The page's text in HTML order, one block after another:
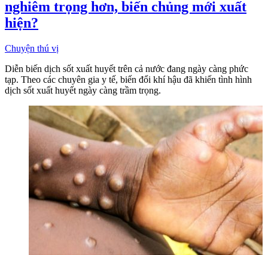
nghiêm trọng hơn, biến chủng mới xuất
hiện?
Chuyện thú vị
Diễn biến dịch sốt xuất huyết trên cả nước đang ngày càng phức
tạp. Theo các chuyên gia y tế, biến đổi khí hậu đã khiến tình hình
dịch sốt xuất huyết ngày càng trầm trọng.